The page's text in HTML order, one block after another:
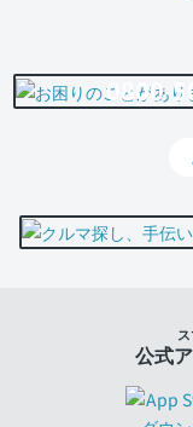
0800-
公式